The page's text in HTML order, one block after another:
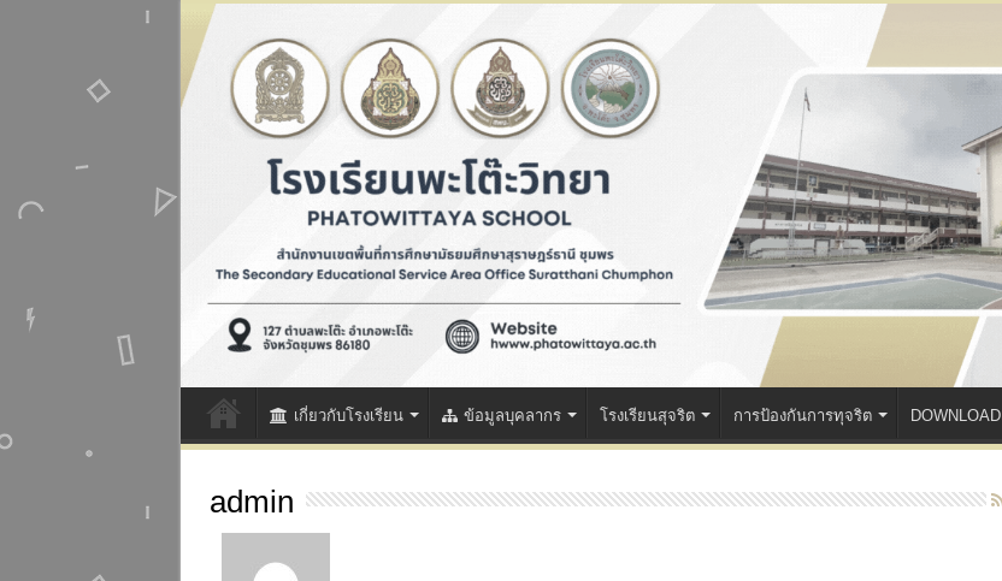
เกี่ยวกับโรงเรียน ข้อมูลบุคลากร โรงเรียนสุจริต การป้องกันการทุจริต DOWNLOAD
admin